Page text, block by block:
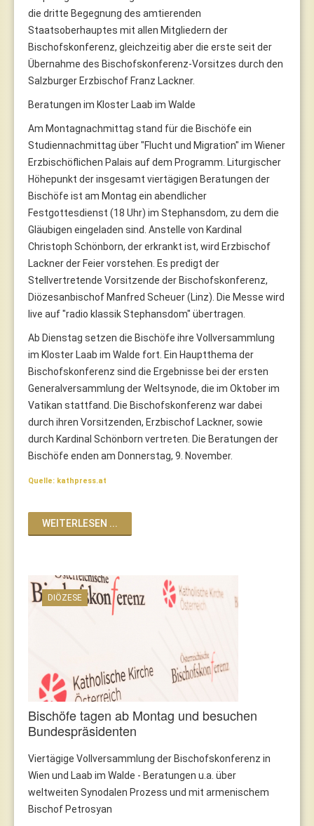
die dritte Begegnung des amtierenden
Staatsoberhauptes mit allen Mitgliedern der
Bischofskonferenz, gleichzeitig aber die erste seit der
Übernahme des Bischofskonferenz-Vorsitzes durch den
Salzburger Erzbischof Franz Lackner.
Beratungen im Kloster Laab im Walde
Am Montagnachmittag stand für die Bischöfe ein
Studiennachmittag über "Flucht und Migration" im Wiener
Erzbischöflichen Palais auf dem Programm. Liturgischer
Höhepunkt der insgesamt viertägigen Beratungen der
Bischöfe ist am Montag ein abendlicher
Festgottesdienst (18 Uhr) im Stephansdom, zu dem die
Gläubigen eingeladen sind. Anstelle von Kardinal
Christoph Schönborn, der erkrankt ist, wird Erzbischof
Lackner der Feier vorstehen. Es predigt der
Stellvertretende Vorsitzende der Bischofskonferenz,
Diözesanbischof Manfred Scheuer (Linz). Die Messe wird
live auf "radio klassik Stephansdom" übertragen.
Ab Dienstag setzen die Bischöfe ihre Vollversammlung
im Kloster Laab im Walde fort. Ein Hauptthema der
Bischofskonferenz sind die Ergebnisse bei der ersten
Generalversammlung der Weltsynode, die im Oktober im
Vatikan stattfand. Die Bischofskonferenz war dabei
durch ihren Vorsitzenden, Erzbischof Lackner, sowie
durch Kardinal Schönborn vertreten. Die Beratungen der
Bischöfe enden am Donnerstag, 9. November.
Quelle: kathpress.at
WEITERLESEN ...
DIÖZESE
Bischöfe tagen ab Montag und besuchen
Bundespräsidenten
Viertägige Vollversammlung der Bischofskonferenz in
Wien und Laab im Walde - Beratungen u.a. über
weltweiten Synodalen Prozess und mit armenischem
Bischof Petrosyan